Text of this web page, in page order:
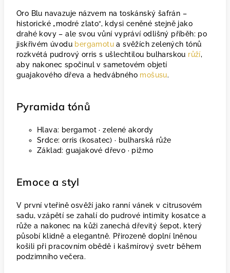
Oro Blu navazuje názvem na toskánský šafrán –
historické „modré zlato“, kdysi ceněné stejně jako
drahé kovy – ale svou vůní vypráví odlišný příběh: po
jiskřivém úvodu bergamotu a svěžích zelených tónů
rozkvétá pudrový orris s ušlechtilou bulharskou růží,
aby nakonec spočinul v sametovém objetí
guajakového dřeva a hedvábného mošusu.
Pyramida tónů
Hlava: bergamot · zelené akordy
Srdce: orris (kosatec) · bulharská růže
Základ: guajakové dřevo · pižmo
Emoce a styl
V první vteřině osvěží jako ranní vánek v citrusovém
sadu, vzápětí se zahalí do pudrové intimity kosatce a
růže a nakonec na kůži zanechá dřevitý šepot, který
působí klidně a elegantně. Přirozeně doplní lněnou
košili při pracovním obědě i kašmírový svetr během
podzimního večera.